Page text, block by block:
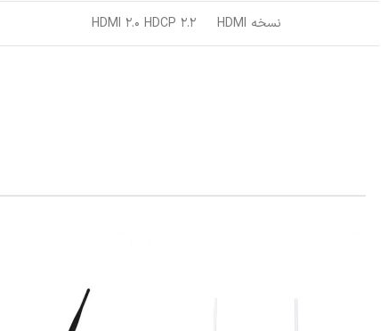
نسخه HDMI HDMI 2.0 HDCP 2.2